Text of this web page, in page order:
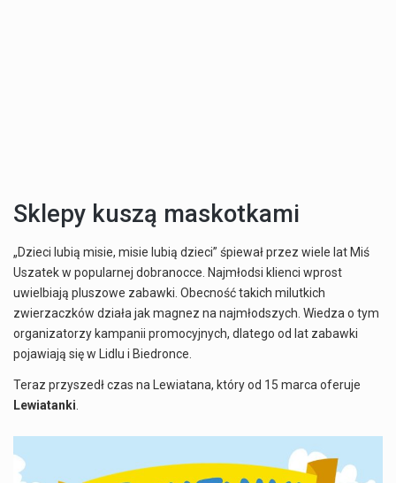
Sklepy kuszą maskotkami
„Dzieci lubią misie, misie lubią dzieci” śpiewał przez wiele lat Miś
Uszatek w popularnej dobranocce. Najmłodsi klienci wprost
uwielbiają pluszowe zabawki. Obecność takich milutkich
zwierzaczków działa jak magnez na najmłodszych. Wiedza o tym
organizatorzy kampanii promocyjnych, dlatego od lat zabawki
pojawiają się w Lidlu i Biedronce.
Teraz przyszedł czas na Lewiatana, który od 15 marca oferuje
Lewiatanki.